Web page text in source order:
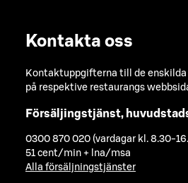
Kontakta oss
Kontaktuppgifterna till de
på respektive restaurangs
Försäljingstjänst,
0300 870 020 (vardagar kl. 8.30-
51 cent/min + lna/msa
Alla försäljningstjänster